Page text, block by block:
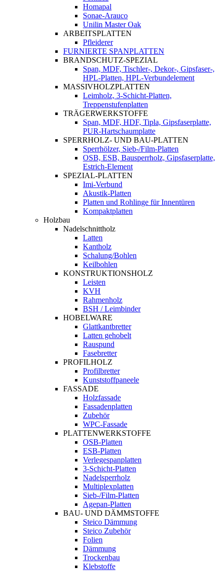
Homapal
Sonae-Arauco
Unilin Master Oak
ARBEITSPLATTEN
Pfleiderer
FURNIERTE SPANPLATTEN
BRANDSCHUTZ-SPEZIAL
Span, MDF, Tischler-, Dekor-, Gipsfaser-,
HPL-Platten, HPL-Verbundelement
MASSIVHOLZPLATTEN
Leimholz, 3-Schicht-Platten,
Treppenstufenplatten
TRÄGERWERKSTOFFE
Span, MDF, HDF, Tipla, Gipsfaserplatte,
PUR-Hartschaumplatte
SPERRHOLZ- UND BAU-PLATTEN
Sperrhölzer, Sieb-/Film-Platten
OSB, ESB, Bausperrholz, Gipsfaserplatte,
Estrich-Element
SPEZIAL-PLATTEN
Imi-Verbund
Akustik-Platten
Platten und Rohlinge für Innentüren
Kompaktplatten
Holzbau
Nadelschnittholz
Latten
Kantholz
Schalung/Bohlen
Keilbohlen
KONSTRUKTIONSHOLZ
Leisten
KVH
Rahmenholz
BSH / Leimbinder
HOBELWARE
Glattkantbretter
Latten gehobelt
Rauspund
Fasebretter
PROFILHOLZ
Profilbretter
Kunststoffpaneele
FASSADE
Holzfassade
Fassadenplatten
Zubehör
WPC-Fassade
PLATTENWERKSTOFFE
OSB-Platten
ESB-Platten
Verlegespanplatten
3-Schicht-Platten
Nadelsperrholz
Multiplexplatten
Sieb-/Film-Platten
Agepan-Platten
BAU- UND DÄMMSTOFFE
Steico Dämmung
Steico Zubehör
Folien
Dämmung
Trockenbau
Klebstoffe